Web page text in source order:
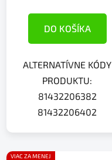
DO KOŠÍKA
ALTERNATÍVNE KÓDY
PRODUKTU:
81432206382
81432206402
VIAC ZA MENEJ